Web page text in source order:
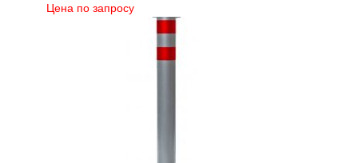
Цена по запросу